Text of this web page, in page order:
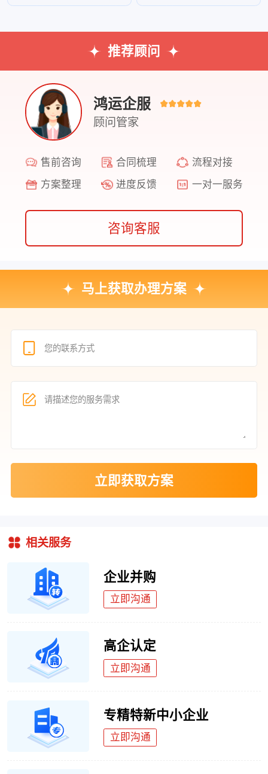
推荐顾问
鸿运企服
顾问管家
售前咨询 合同梳理
流程对接
方案整理
进度反馈 一对一服务
咨询客服
马上获取办理方案
立即获取方案
相关服务
企业并购
立即沟通
高企认定
立即沟通
专精特新中小企业
立即沟通